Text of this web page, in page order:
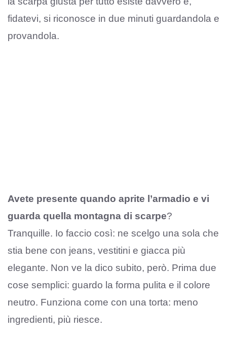
fidatevi, si riconosce in due minuti guardandola e
provandola.
Avete presente quando aprite l’armadio e vi
guarda quella montagna di scarpe?
Tranquille. Io faccio così: ne scelgo una sola che
stia bene con jeans, vestitini e giacca più
elegante. Non ve la dico subito, però. Prima due
cose semplici: guardo la forma pulita e il colore
neutro. Funziona come con una torta: meno
ingredienti, più riesce.